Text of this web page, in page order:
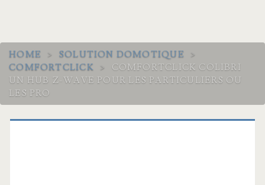
HOME > SOLUTION DOMOTIQUE
>
COMFORTCLICK
>
COMFORTCLICK COLIBRI
UN HUB Z-WAVE POUR LES PARTICULIERS OU
LES PRO